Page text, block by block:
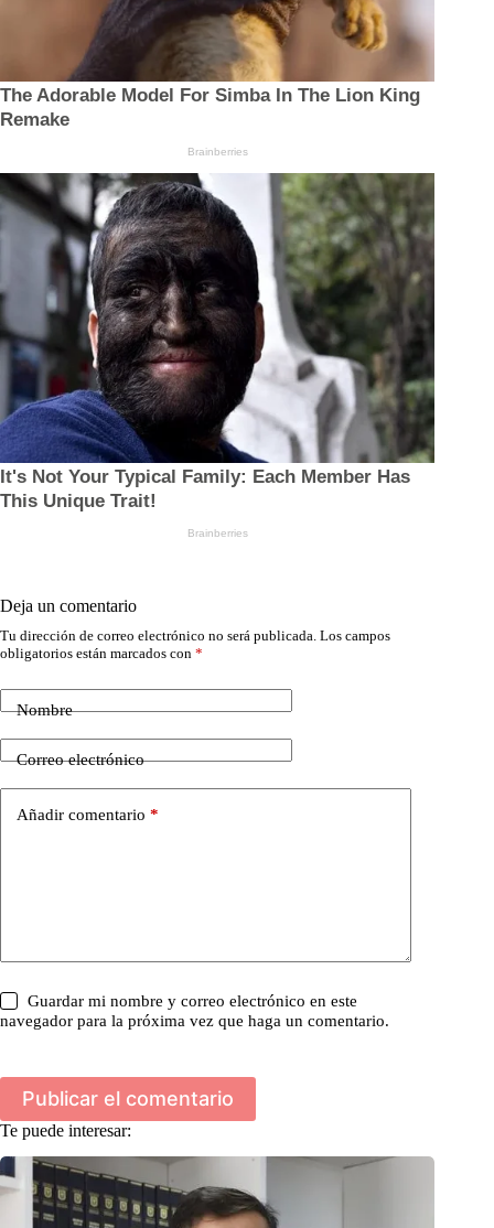
Deja un comentario
Tu dirección de correo electrónico no será publicada. Los campos
obligatorios están marcados con *
Nombre
Correo electrónico
Añadir comentario *
Guardar mi nombre y correo electrónico en este
navegador para la próxima vez que haga un comentario.
Publicar el comentario
Te puede interesar: